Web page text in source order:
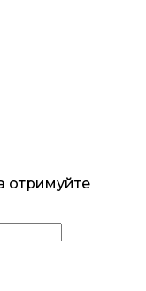
отримуйте